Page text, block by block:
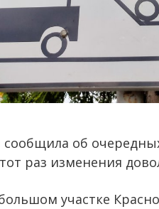
об
раз изменения
участке